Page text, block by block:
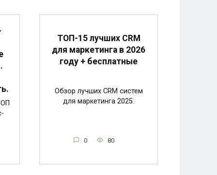
ТОП-15 лучших CRM
для маркетинга в 2026
году + бесплатные
Обзор лучших CRM систем
для маркетинга 2025.
0 80